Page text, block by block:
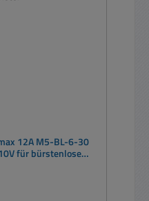
12A M5-BL-6-30
für bürstenlose